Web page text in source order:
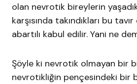
olan nevrotik bireylerin
karşısında takındıkları bu
abartılı kabul edilir. Yani ne
Şöyle ki nevrotik olmayan bir
nevrotikliğin pençesindeki bir